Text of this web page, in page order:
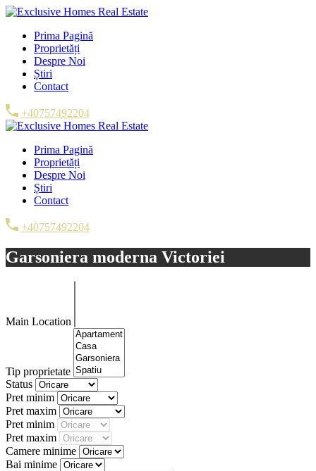
Prima Pagină
Proprietăți
Despre Noi
Știri
Contact
+40757492204
Prima Pagină
Proprietăți
Despre Noi
Știri
Contact
+40757492204
Garsoniera moderna Victoriei
Main Location
Tip proprietate
Status
Pret minim
Pret maxim
Pret minim
Pret maxim
Camere minime
Bai minime